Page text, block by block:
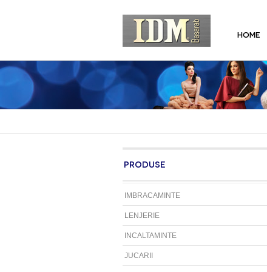
HOME
PRODUSE
IMBRACAMINTE
LENJERIE
INCALTAMINTE
JUCARII